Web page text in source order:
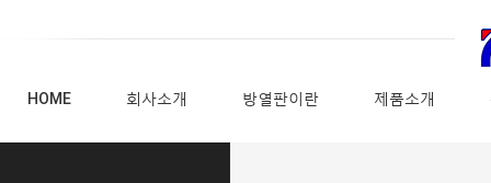
HOME 회사소개 방열판이란 제품소개